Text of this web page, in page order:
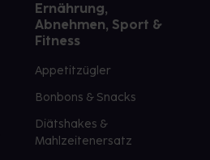
Ernährung,
Abnehmen, Sport &
Fitness
Appetitzügler
Bonbons & Snacks
Diätshakes &
Mahlzeitenersatz